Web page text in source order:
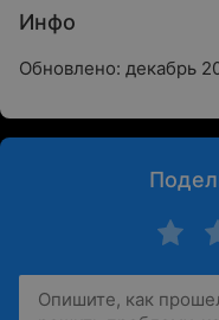
Инфо
Обновлено: декабрь